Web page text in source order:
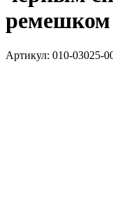
ремешком
Артикул: 010-03025-